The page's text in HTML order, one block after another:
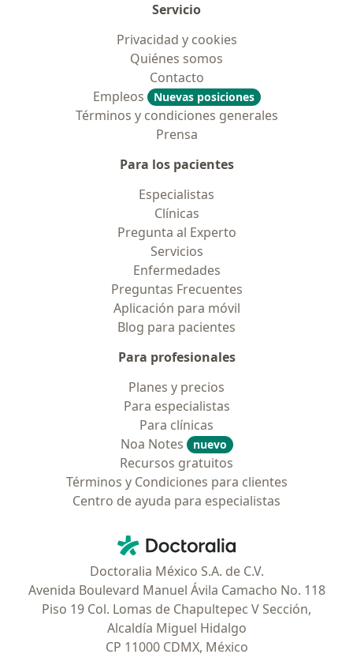
Servicio
Privacidad y cookies
Quiénes somos
Contacto
Empleos
Nuevas posiciones
Términos y condiciones generales
Prensa
Para los pacientes
Especialistas
Clínicas
Pregunta al Experto
Servicios
Enfermedades
Preguntas Frecuentes
Aplicación para móvil
Blog para pacientes
Para profesionales
Planes y precios
Para especialistas
Para clínicas
Noa Notes
nuevo
Recursos gratuitos
Términos y Condiciones para clientes
Centro de ayuda para especialistas
Doctoralia - Página de inicio
Doctoralia México S.A. de C.V.
Avenida Boulevard Manuel Ávila Camacho No. 118
Piso 19 Col. Lomas de Chapultepec V Sección,
Alcaldía Miguel Hidalgo
CP 11000 CDMX, México